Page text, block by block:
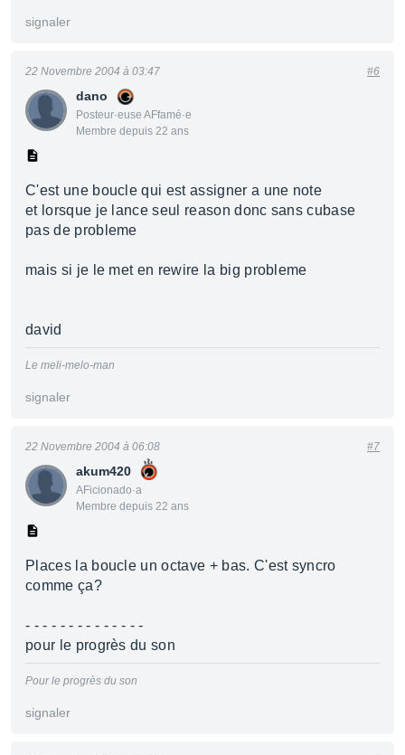
signaler
dano
Posteur·euse AFfamé·e
Membre depuis 22 ans
22 Novembre 2004 à 03:47 #6
C'est une boucle qui est assigner a une note
et lorsque je lance seul reason donc sans cubase
pas de probleme
mais si je le met en rewire la big probleme
david
Le meli-melo-man
signaler
akum420
AFicionado·a
Membre depuis 22 ans
22 Novembre 2004 à 06:08 #7
Places la boucle un octave + bas. C'est syncro
comme ça?
- - - - - - - - - - - - - -
pour le progrès du son
Pour le progrès du son
signaler